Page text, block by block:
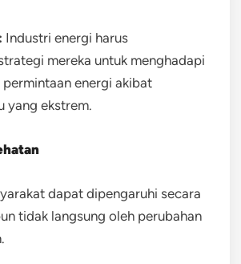
Industri energi harus
mereka untuk menghadapi
energi akibat
yang ekstrem.
dapat dipengaruhi secara
tidak langsung oleh perubahan